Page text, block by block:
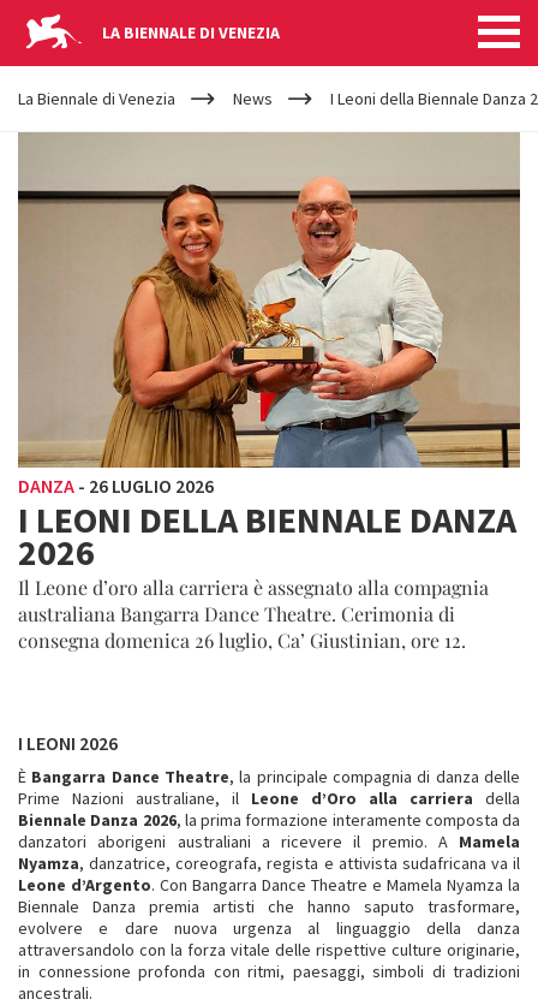
LA BIENNALE DI VENEZIA
YOUR
ARE
HERE
La Biennale di Venezia News I Leoni della Biennale Danza
DANZA - 26 LUGLIO 2026
I LEONI DELLA BIENNALE DANZA
2026
Il Leone d’oro alla carriera è assegnato alla compagnia
australiana Bangarra Dance Theatre. Cerimonia di
consegna domenica 26 luglio, Ca’ Giustinian, ore 12.
I LEONI 2026
È Bangarra Dance Theatre, la principale compagnia di danza delle
Prime Nazioni australiane, il Leone d’Oro alla carriera della
Biennale Danza 2026, la prima formazione interamente composta da
danzatori aborigeni australiani a ricevere il premio. A Mamela
Nyamza, danzatrice, coreografa, regista e attivista sudafricana va il
Leone d’Argento. Con Bangarra Dance Theatre e Mamela Nyamza la
Biennale Danza premia artisti che hanno saputo trasformare,
evolvere e dare nuova urgenza al linguaggio della danza
attraversandolo con la forza vitale delle rispettive culture originarie,
in connessione profonda con ritmi, paesaggi, simboli di tradizioni
ancestrali.